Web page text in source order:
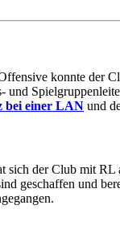
konnte der
und
bei einer LAN und
sich der Club mit
geschaffen und